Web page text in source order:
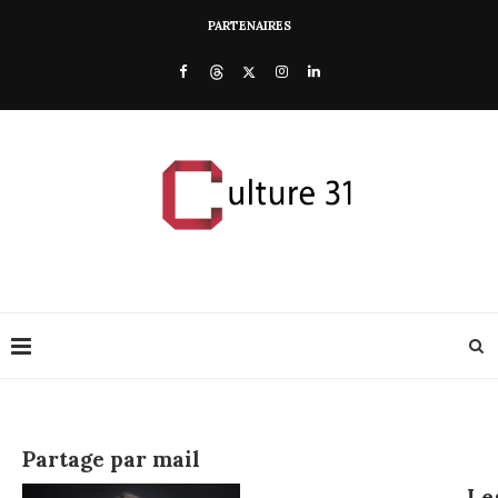
PARTENAIRES
Partage par mail